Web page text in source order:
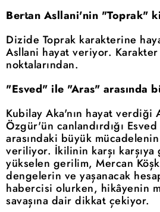
Bertan Asllani'nin "Toprak"
Dizide Toprak karakterine
Asllani hayat veriyor.
noktalarından.
"Esved" ile "Aras" arasında
Kubilay Aka'nın hayat verdiği
Özgür'ün canlandırdığı
arasındaki büyük
veriliyor. İkilinin karşı
yükselen gerilim, Mercan
dengelerin ve yaşanacak
habercisi olurken, hikâyenin
savaşına dair dikkat çekiyor.